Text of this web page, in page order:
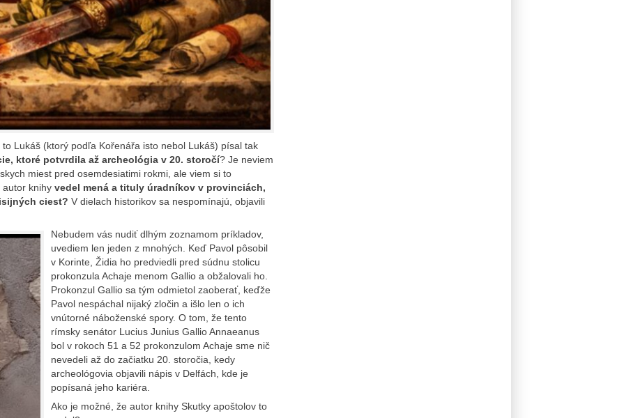
Lukáš (ktorý podľa Kořenářa isto nebol Lukáš) písal tak
ktoré potvrdila až archeológia v 20. storočí? Je neviem
miest pred osemdesiatimi rokmi, ale viem si to
knihy vedel mená a tituly úradníkov v provinciách,
ciest? V dielach historikov sa nespomínajú, objavili
Nebudem vás nudiť dlhým zoznamom príkladov,
uvediem len jeden z mnohých. Keď Pavol pôsobil
v Korinte, Židia ho predviedli pred súdnu stolicu
prokonzula Achaje menom Gallio a obžalovali ho.
Prokonzul Gallio sa tým odmietol zaoberať, keďže
Pavol nespáchal nijaký zločin a išlo len o ich
vnútorné náboženské spory. O tom, že tento
rímsky senátor Lucius Junius Gallio Annaeanus
bol v rokoch 51 a 52 prokonzulom Achaje sme nič
nevedeli až do začiatku 20. storočia, kedy
archeológovia objavili nápis v Delfách, kde je
popísaná jeho kariéra.
Ako je možné, že autor knihy Skutky apoštolov to